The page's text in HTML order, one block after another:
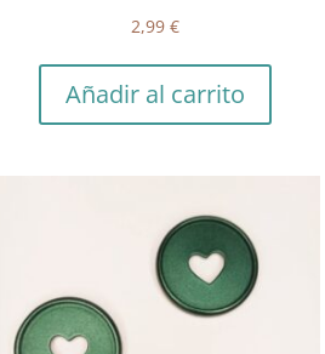
2,99 €
Añadir al carrito